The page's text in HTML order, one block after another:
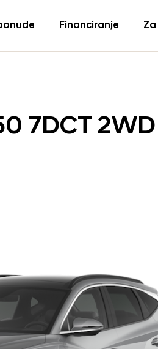
Financiranje
7DCT